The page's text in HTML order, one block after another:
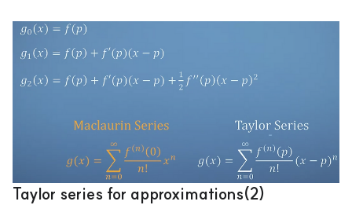
Taylor series for approximations(2)